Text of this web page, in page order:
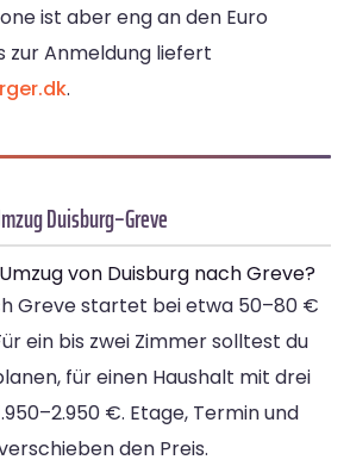
ist aber eng an den Euro
zur Anmeldung liefert
.
Duisburg–Greve
von Duisburg nach Greve?
Greve startet bei etwa 50–80 €
ein bis zwei Zimmer solltest du
für einen Haushalt mit drei
€. Etage, Termin und
den Preis.